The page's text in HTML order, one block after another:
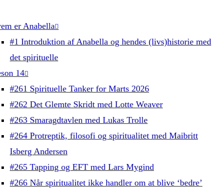
er Anabella
#1 Introduktion af Anabella og hendes (livs)historie med
det spirituelle
14
#261 Spirituelle Tanker for Marts 2026
#262 Det Glemte Skridt med Lotte Weaver
#263 Smaragdtavlen med Lukas Trolle
#264 Protreptik, filosofi og spiritualitet med Maibritt
Isberg Andersen
#265 Tapping og EFT med Lars Mygind
#266 Når spiritualitet ikke handler om at blive ‘bedre’